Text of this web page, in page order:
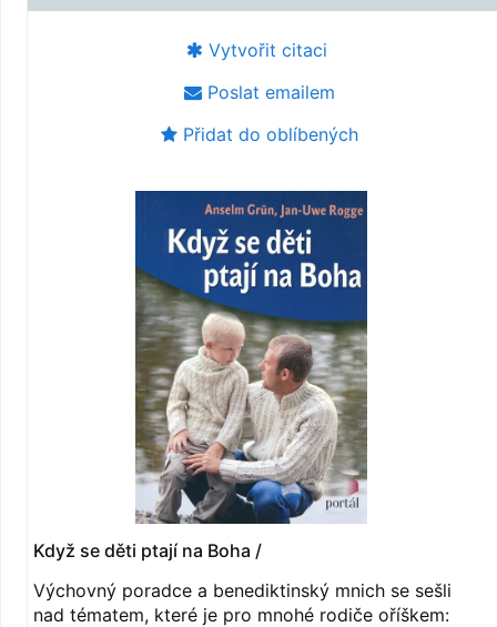
Vytvořit citaci
Poslat emailem
Přidat do oblíbených
Když se děti ptají na Boha /
Výchovný poradce a benediktinský mnich se sešli
nad tématem, které je pro mnohé rodiče oříškem: